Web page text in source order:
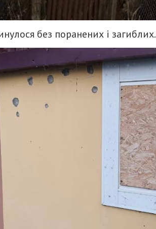
без поранених і загиблих.